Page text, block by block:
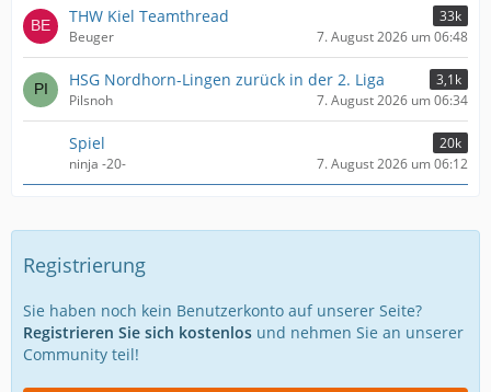
THW Kiel Teamthread
33k
Beuger
7. August 2026 um 06:48
HSG Nordhorn-Lingen zurück in der 2. Liga
3,1k
Pilsnoh
7. August 2026 um 06:34
Spiel
20k
ninja -20-
7. August 2026 um 06:12
Registrierung
Sie haben noch kein Benutzerkonto auf unserer Seite?
Registrieren Sie sich kostenlos und nehmen Sie an unserer
Community teil!